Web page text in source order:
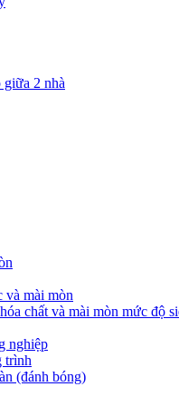
giữa 2 nhà
và mài mòn
chất và mài mòn mức độ
nghiệp
trình
(đánh bóng)